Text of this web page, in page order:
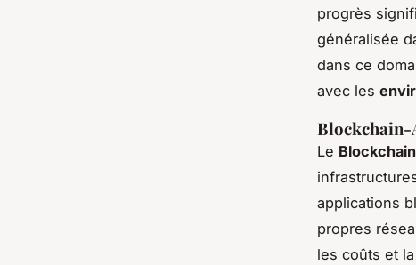
progrès
généralisée
dans ce
avec les
Blockchain-
Le
applications
propres
les coûts et